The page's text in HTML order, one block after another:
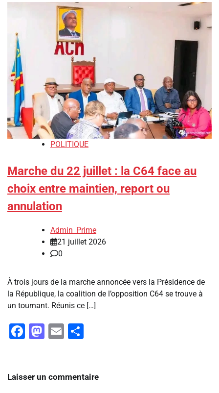
POLITIQUE
Marche du 22 juillet : la C64 face au
choix entre maintien, report ou
annulation
Admin_Prime
21 juillet 2026
0
À trois jours de la marche annoncée vers la Présidence de
la République, la coalition de l’opposition C64 se trouve à
un tournant. Réunis ce […]
Facebook
Mastodon
Email
Laisser un commentaire